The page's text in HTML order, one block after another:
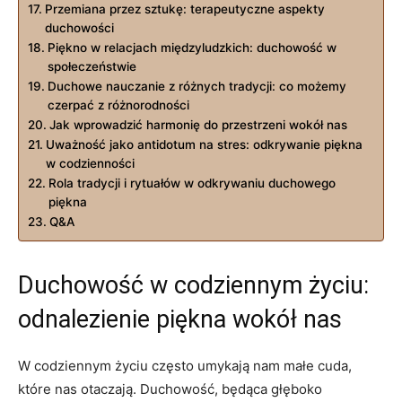
Przemiana przez sztukę: terapeutyczne aspekty
duchowości
Piękno w relacjach międzyludzkich: duchowość w
społeczeństwie
Duchowe nauczanie z różnych tradycji: co możemy
czerpać z różnorodności
Jak wprowadzić harmonię do przestrzeni wokół nas
Uważność jako antidotum na stres: odkrywanie piękna
w codzienności
Rola tradycji i rytuałów w odkrywaniu duchowego
piękna
Q&A
Duchowość w codziennym życiu:
odnalezienie piękna wokół nas
W codziennym życiu często umykają nam małe cuda,
które nas otaczają. Duchowość, będąca głęboko